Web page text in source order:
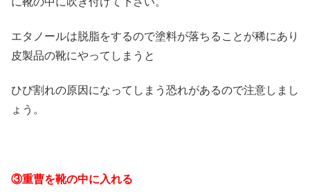
エタノールは脱脂をするので塗料が落ちることが稀にあり
皮製品の靴にやってしまうと
ひび割れの原因になってしまう恐れがあるので注意しまし
ょう。
③重曹を靴の中に入れる